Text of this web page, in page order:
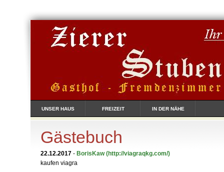
UNSER HAUS FREIZEIT IN DER NÄHE
Gästebuch
22.12.2017 - BorisKaw (http://viagraqkg.com/)
kaufen viagra